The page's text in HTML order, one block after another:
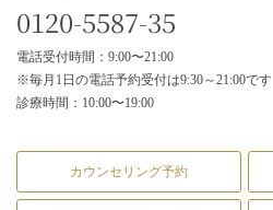
0120-5587-35
電話受付時間：9:00〜21:00
※毎月1日の電話予約受付は9:30～21:00です
診療時間：10:00〜19:00
カウンセリング予約